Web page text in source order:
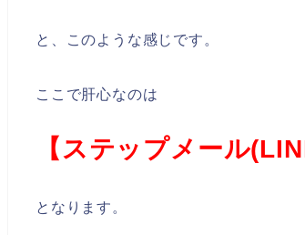
と、このような感じです。
ここで肝心なのは
【ステップメール
となります。